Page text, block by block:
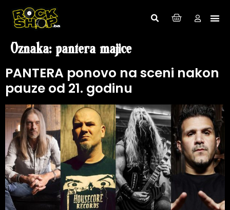
Oznaka: pantera majice
PANTERA ponovo na sceni nakon
pauze od 21. godinu